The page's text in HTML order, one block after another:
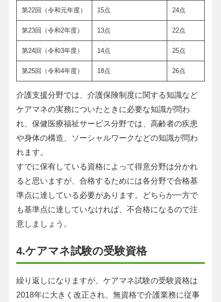
第22回（令和元年度） 15点 24点
第23回（令和2年度） 13点 22点
第24回（令和3年度） 14点 25点
第25回（令和4年度） 18点 26点
介護支援分野では、介護保険制度に関する知識など
ケアマネの実務についたときに必要な知識が問わ
れ、保健医療福祉サービス分野では、高齢者の疾患
や身体の構造、ソーシャルワークなどの知識が問わ
れます。
すでに保有している資格によって得意分野は分かれ
ると思いますが、合格するためには各分野で合格基
準点に達している必要があります。どちらか一方で
も基準点に達していなければ、不合格になるので注
意しましょう。
4.ケアマネ試験の受験資格
繰り返しになりますが、ケアマネ試験の受験資格は
2018年に大きく改正され、無資格で介護業務に従事